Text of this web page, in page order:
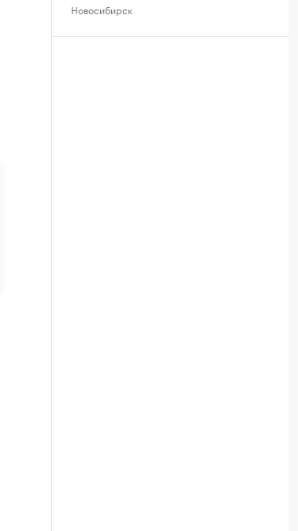
Новосибирск